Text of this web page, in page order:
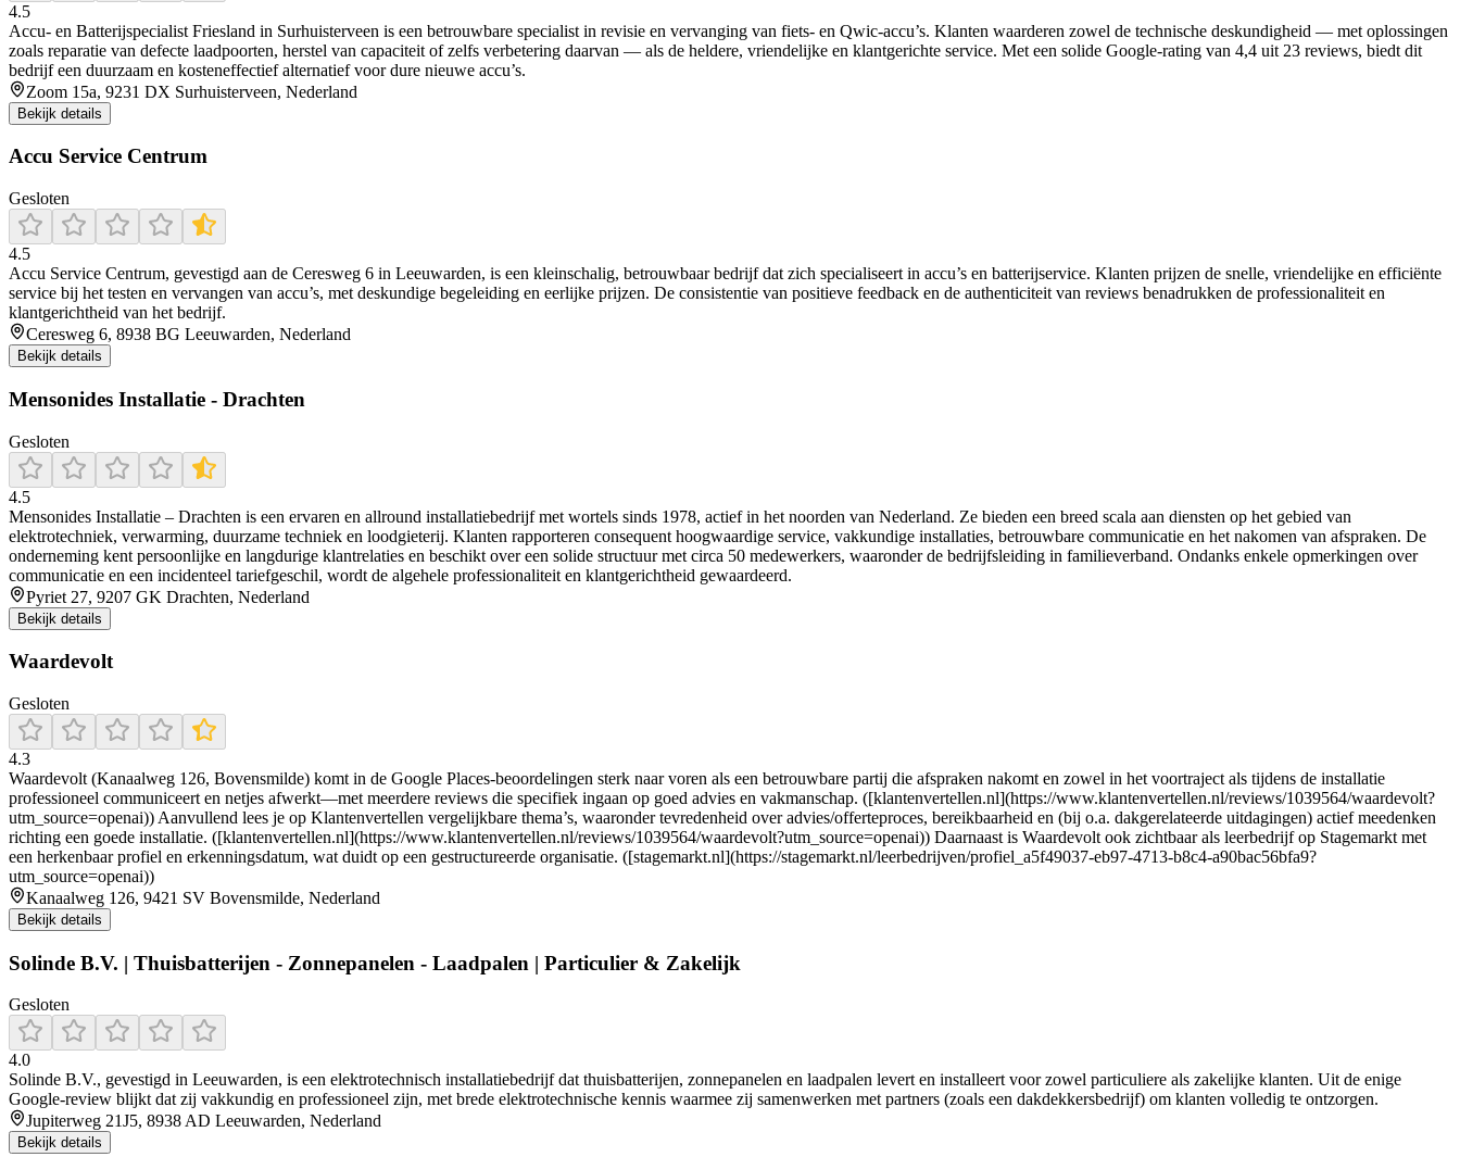
4.5
Accu‑ en Batterijspecialist Friesland in Surhuisterveen is een betrouwbare specialist in revisie en vervanging van fiets‑ en Qwic‑accu’s. Klanten waarderen zowel de technische deskundigheid — met oplossingen
zoals reparatie van defecte laadpoorten, herstel van capaciteit of zelfs verbetering daarvan — als de heldere, vriendelijke en klantgerichte service. Met een solide Google‑rating van 4,4 uit 23 reviews, biedt dit
bedrijf een duurzaam en kosteneffectief alternatief voor dure nieuwe accu’s.
Zoom 15a, 9231 DX Surhuisterveen, Nederland
Bekijk details
Accu Service Centrum
Gesloten
4.5
Accu Service Centrum, gevestigd aan de Ceresweg 6 in Leeuwarden, is een kleinschalig, betrouwbaar bedrijf dat zich specialiseert in accu’s en batterijservice. Klanten prijzen de snelle, vriendelijke en efficiënte
service bij het testen en vervangen van accu’s, met deskundige begeleiding en eerlijke prijzen. De consistentie van positieve feedback en de authenticiteit van reviews benadrukken de professionaliteit en
klantgerichtheid van het bedrijf.
Ceresweg 6, 8938 BG Leeuwarden, Nederland
Bekijk details
Mensonides Installatie - Drachten
Gesloten
4.5
Mensonides Installatie – Drachten is een ervaren en allround installatiebedrijf met wortels sinds 1978, actief in het noorden van Nederland. Ze bieden een breed scala aan diensten op het gebied van
elektrotechniek, verwarming, duurzame techniek en loodgieterij. Klanten rapporteren consequent hoogwaardige service, vakkundige installaties, betrouwbare communicatie en het nakomen van afspraken. De
onderneming kent persoonlijke en langdurige klantrelaties en beschikt over een solide structuur met circa 50 medewerkers, waaronder de bedrijfsleiding in familieverband. Ondanks enkele opmerkingen over
communicatie en een incidenteel tariefgeschil, wordt de algehele professionaliteit en klantgerichtheid gewaardeerd.
Pyriet 27, 9207 GK Drachten, Nederland
Bekijk details
Waardevolt
Gesloten
4.3
Waardevolt (Kanaalweg 126, Bovensmilde) komt in de Google Places-beoordelingen sterk naar voren als een betrouwbare partij die afspraken nakomt en zowel in het voortraject als tijdens de installatie
professioneel communiceert en netjes afwerkt—met meerdere reviews die specifiek ingaan op goed advies en vakmanschap. ([klantenvertellen.nl](https://www.klantenvertellen.nl/reviews/1039564/waardevolt?
utm_source=openai)) Aanvullend lees je op Klantenvertellen vergelijkbare thema’s, waaronder tevredenheid over advies/offerteproces, bereikbaarheid en (bij o.a. dakgerelateerde uitdagingen) actief meedenken
richting een goede installatie. ([klantenvertellen.nl](https://www.klantenvertellen.nl/reviews/1039564/waardevolt?utm_source=openai)) Daarnaast is Waardevolt ook zichtbaar als leerbedrijf op Stagemarkt met
een herkenbaar profiel en erkenningsdatum, wat duidt op een gestructureerde organisatie. ([stagemarkt.nl](https://stagemarkt.nl/leerbedrijven/profiel_a5f49037-eb97-4713-b8c4-a90bac56bfa9?
utm_source=openai))
Kanaalweg 126, 9421 SV Bovensmilde, Nederland
Bekijk details
Solinde B.V. | Thuisbatterijen - Zonnepanelen - Laadpalen | Particulier & Zakelijk
Gesloten
4.0
Solinde B.V., gevestigd in Leeuwarden, is een elektrotechnisch installatiebedrijf dat thuisbatterijen, zonnepanelen en laadpalen levert en installeert voor zowel particuliere als zakelijke klanten. Uit de enige
Google‑review blijkt dat zij vakkundig en professioneel zijn, met brede elektrotechnische kennis waarmee zij samenwerken met partners (zoals een dakdekkersbedrijf) om klanten volledig te ontzorgen.
Jupiterweg 21J5, 8938 AD Leeuwarden, Nederland
Bekijk details